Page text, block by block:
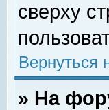
сверху
Вернуться
» На